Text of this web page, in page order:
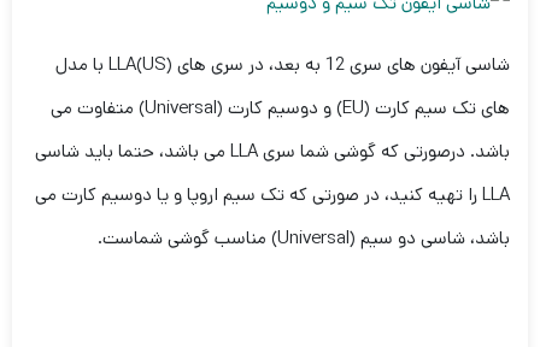
شاسی آیفون های سری 12 به بعد، در سری های LLA(US) با مدل
های تک سیم کارت (EU) و دوسیم کارت (Universal) متفاوت می
باشد. درصورتی که گوشی شما سری LLA می باشد، حتما باید شاسی
LLA را تهیه کنید، در صورتی که تک سیم اروپا و یا دوسیم کارت می
باشد، شاسی دو سیم (Universal) مناسب گوشی شماست.